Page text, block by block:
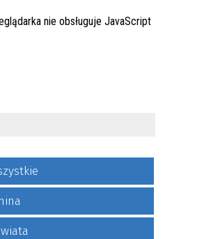
nie obsługuje JavaScript